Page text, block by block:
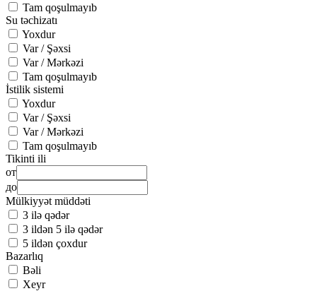
Tam qoşulmayıb
Su təchizatı
Yoxdur
Var / Şəxsi
Var / Mərkəzi
Tam qoşulmayıb
İstilik sistemi
Yoxdur
Var / Şəxsi
Var / Mərkəzi
Tam qoşulmayıb
Tikinti ili
от
до
Mülkiyyət müddəti
3 ilə qədər
3 ildən 5 ilə qədər
5 ildən çoxdur
Bazarlıq
Bəli
Xeyr